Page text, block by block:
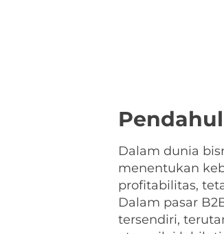
Dalam dunia
menentukan
profitabilitas,
Dalam pasar
tersendiri,